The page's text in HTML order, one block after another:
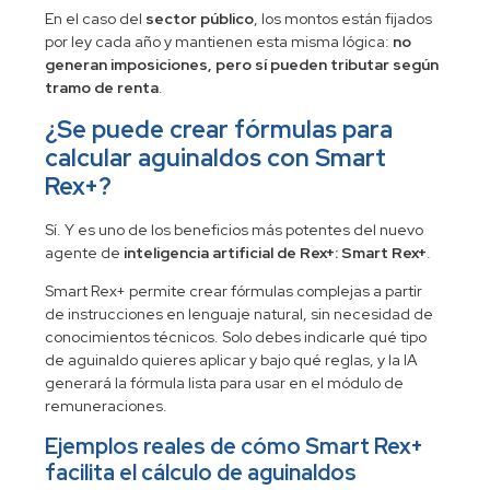
En el caso del sector público, los montos están fijados
por ley cada año y mantienen esta misma lógica: no
generan imposiciones, pero sí pueden tributar según
tramo de renta.
¿Se puede crear fórmulas para
calcular aguinaldos con Smart
Rex+?
Sí. Y es uno de los beneficios más potentes del nuevo
agente de inteligencia artificial de Rex+: Smart Rex+.
Smart Rex+ permite crear fórmulas complejas a partir
de instrucciones en lenguaje natural, sin necesidad de
conocimientos técnicos. Solo debes indicarle qué tipo
de aguinaldo quieres aplicar y bajo qué reglas, y la IA
generará la fórmula lista para usar en el módulo de
remuneraciones.
Ejemplos reales de cómo Smart Rex+
facilita el cálculo de aguinaldos